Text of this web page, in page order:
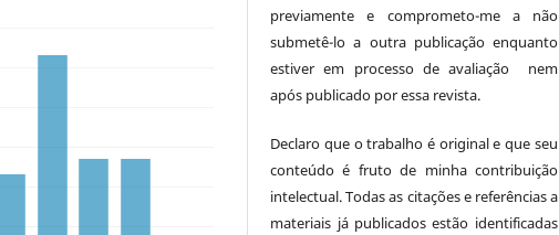
previamente e comprometo-me a não
submetê-lo a outra publicação enquanto
estiver em processo de avaliação nem
após publicado por essa revista.
Declaro que o trabalho é original e que seu
conteúdo é fruto de minha contribuição
intelectual. Todas as citações e referências a
materiais já publicados estão identificadas